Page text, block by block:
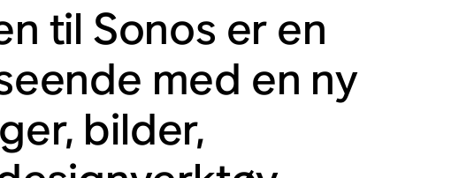
til Sonos er en
med en ny
bilder,